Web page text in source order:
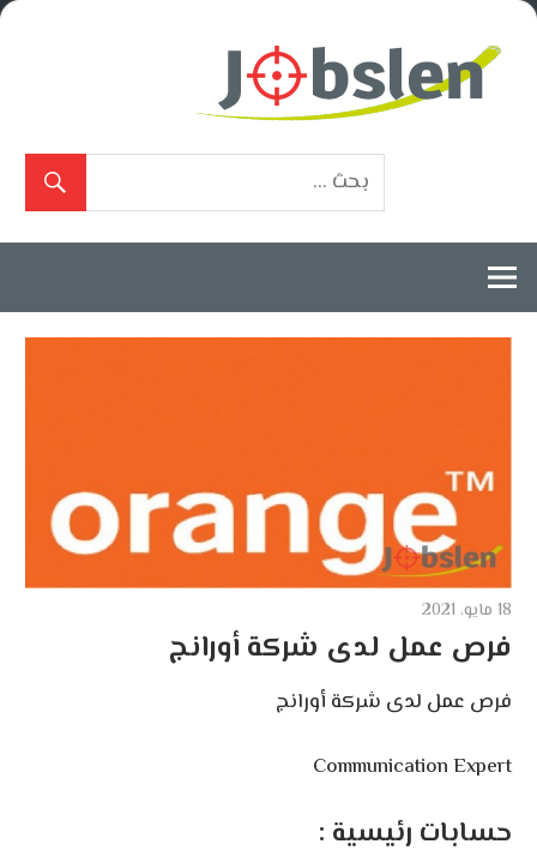
Skip
18 مايو، 2021
فرص عمل لدى شركة أورانج
فرص عمل لدى شركة أورانج
Communication Expert
حسابات رئيسية :